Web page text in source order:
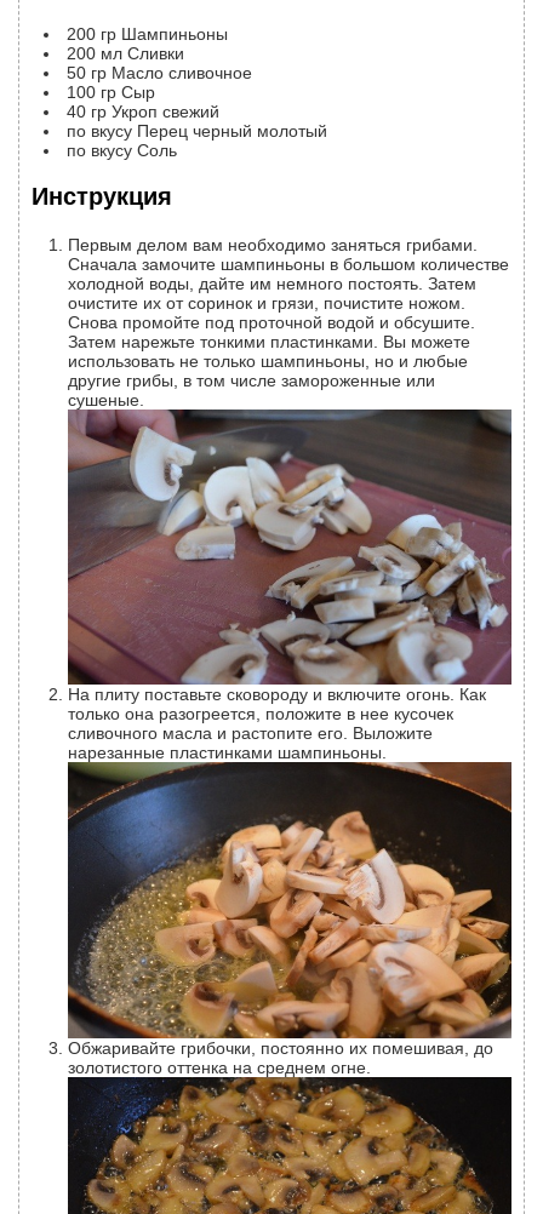
200 гр Шампиньоны
200 мл Сливки
50 гр Масло сливочное
100 гр Сыр
40 гр Укроп свежий
по вкусу Перец черный молотый
по вкусу Соль
Инструкция
Первым делом вам необходимо заняться грибами.
Сначала замочите шампиньоны в большом количестве
холодной воды, дайте им немного постоять. Затем
очистите их от соринок и грязи, почистите ножом.
Снова промойте под проточной водой и обсушите.
Затем нарежьте тонкими пластинками. Вы можете
использовать не только шампиньоны, но и любые
другие грибы, в том числе замороженные или
сушеные.
На плиту поставьте сковороду и включите огонь. Как
только она разогреется, положите в нее кусочек
сливочного масла и растопите его. Выложите
нарезанные пластинками шампиньоны.
Обжаривайте грибочки, постоянно их помешивая, до
золотистого оттенка на среднем огне.